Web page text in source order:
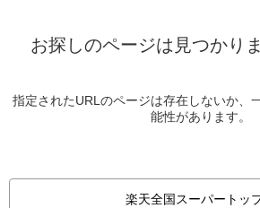
お探しのページは見つかり
指定されたURLのページは存在しないか、
能性があります。
楽天全国スーパートッ